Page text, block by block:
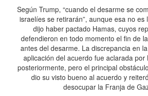
Según Trump, “cuando el desarme se
israelíes se retirarán”, aunque esa no es
dijo haber pactado Hamas, cuyos
defendieron en todo momento el fin de
antes del desarme. La discrepancia en
aplicación del acuerdo fue aclarada por
posteriormente, pero el principal
dio su visto bueno al acuerdo y
desocupar la Franja de